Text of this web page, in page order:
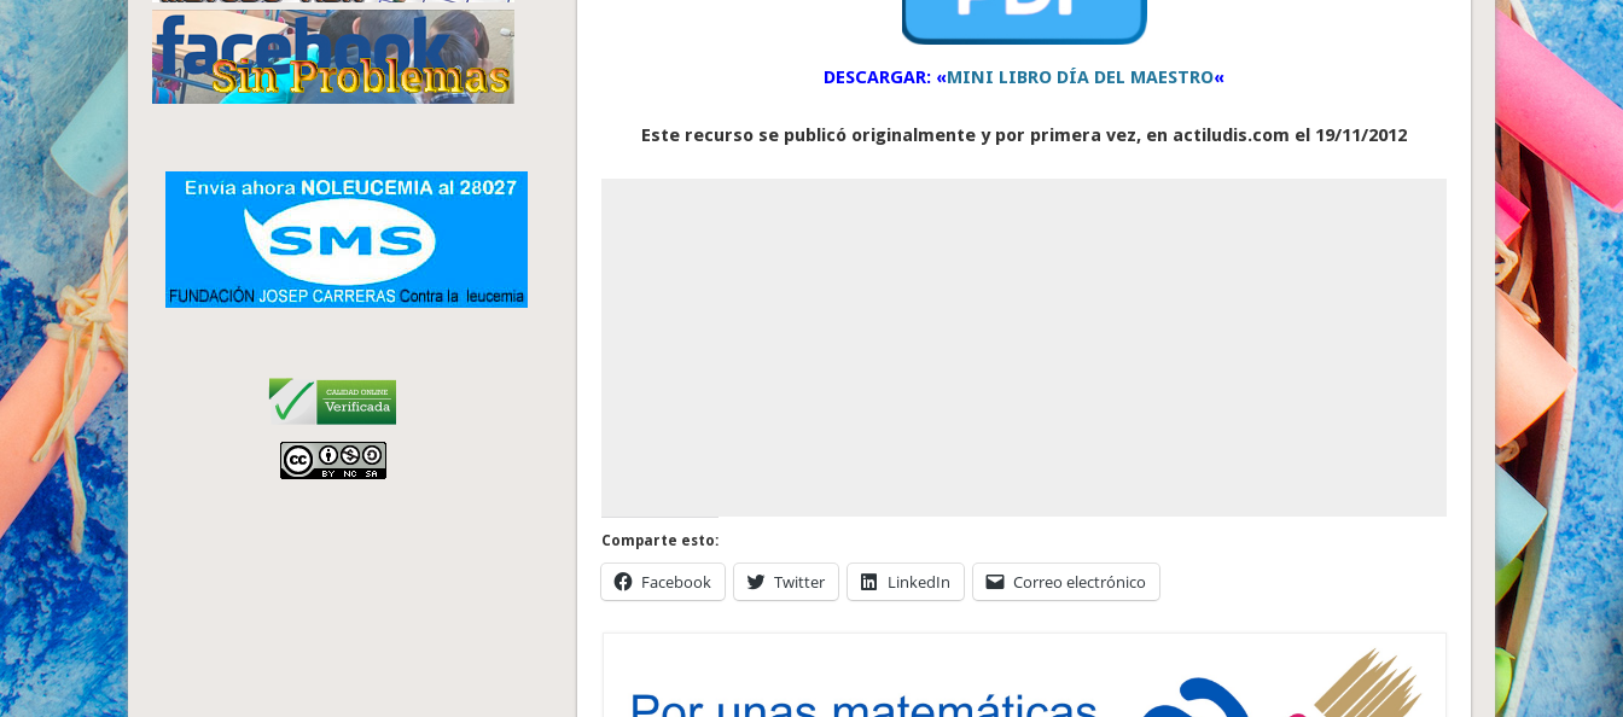
DESCARGAR: «MINI LIBRO DÍA DEL MAESTRO«
Este recurso se publicó originalmente y por primera vez, en actiludis.com el 19/11/2012
Comparte esto:
Facebook Twitter LinkedIn Correo electrónico